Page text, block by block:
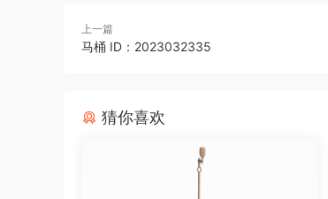
上一篇
马桶 ID：2023032335
猜你喜欢